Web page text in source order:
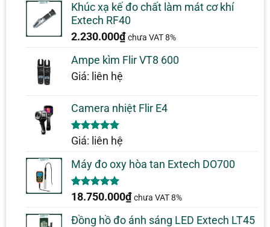
Khúc xạ kế đo chất làm mát cơ khí
Extech RF40
2.230.000₫ chưa VAT 8%
Ampe kìm Flir VT8 600
Giá: liên hệ
Camera nhiệt Flir E4
5.00trên 5
1
đánh giá
Giá: liên hệ
Máy đo oxy hòa tan Extech DO700
5.00trên 5
1
đánh giá
18.750.000₫ chưa VAT 8%
Đồng hồ đo ánh sáng LED Extech LT45